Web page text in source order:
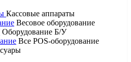
Кассовые аппараты
Весовое оборудование
Оборудование Б/У
Все POS-оборудование